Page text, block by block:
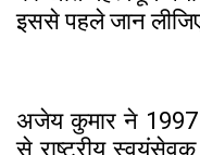
इससे पहले जान
अजेय कुमार ने 1997
से राष्ट्रीय